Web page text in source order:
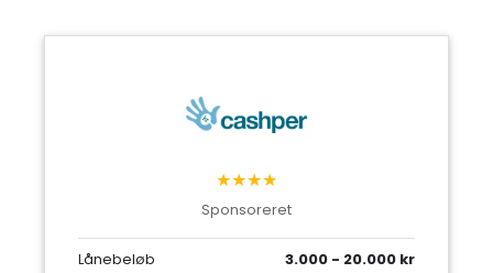
★★★★
Sponsoreret
Lånebeløb
3.000 - 20.000 kr